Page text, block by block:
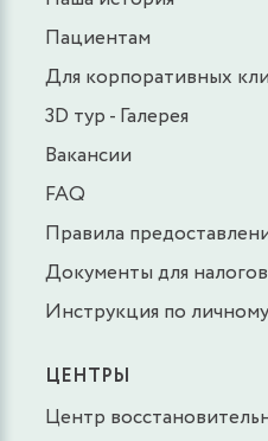
Пациентам
Для корпоративных
3D тур - Галерея
Вакансии
FAQ
Правила
Документы для
Инструкция по
ЦЕНТРЫ
Центр